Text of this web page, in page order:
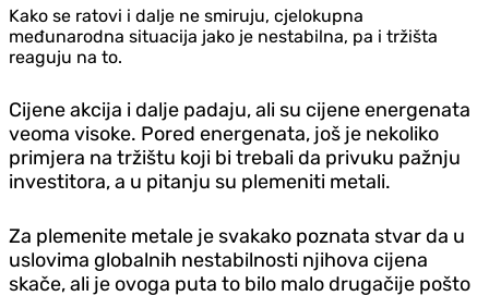
Kako se ratovi i dalje ne smiruju, cjelokupna
međunarodna situacija jako je nestabilna, pa i tržišta
reaguju na to.
Cijene akcija i dalje padaju, ali su cijene energenata
veoma visoke. Pored energenata, još je nekoliko
primjera na tržištu koji bi trebali da privuku pažnju
investitora, a u pitanju su plemeniti metali.
Za plemenite metale je svakako poznata stvar da u
uslovima globalnih nestabilnosti njihova cijena
skače, ali je ovoga puta to bilo malo drugačije pošto